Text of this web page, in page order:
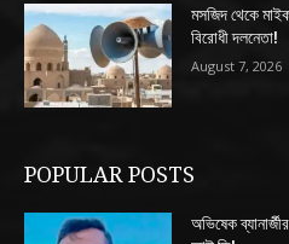
মসজিদ থেকে
বিরোধী দলনেতা!
August 7, 2026
POPULAR POSTS
অভিষেক